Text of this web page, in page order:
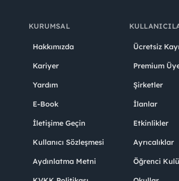
KURUMSAL
Hakkımızda
Kariyer
Yardım
E-Book
İletişime Geçin
Kullanıcı Sözleşmesi
Aydınlatma Metni
Ücretsiz
Premium
Şirketler
İlanlar
Etkinlikler
Ayrıcalıklar
Öğrenci